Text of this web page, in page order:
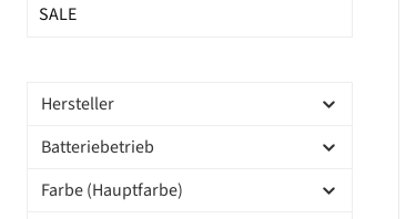
SALE
Hersteller
Batteriebetrieb
Farbe (Hauptfarbe)